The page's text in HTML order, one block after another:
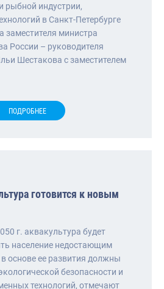
рыбной индустрии,
в Санкт-Петербурге
заместителя министра
России – руководителя
Шестакова с заместителем
ПОДРОБНЕЕ
готовится к новым
г. аквакультура будет
население недостающим
основе ее развития должны
безопасности и
технологий, отмечают